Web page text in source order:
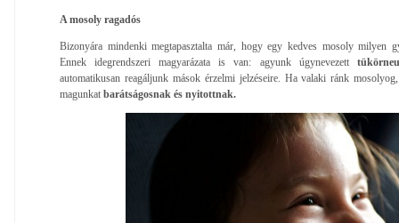
A mosoly ragadós
Bizonyára mindenki megtapasztalta már, hogy egy kedves mosoly milyen
Ennek idegrendszeri magyarázata is van: agyunk úgynevezett
automatikusan reagáljunk mások érzelmi jelzéseire. Ha valaki ránk
magunkat barátságosnak és nyitottnak.